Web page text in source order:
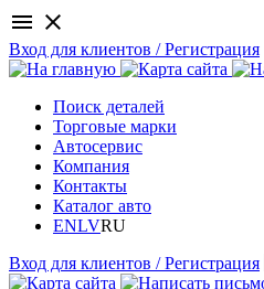
menu close
Вход для клиентов / Регистрация
Поиск деталей
Торговые марки
Автосервис
Компания
Контакты
Каталог авто
ENLVRU
Вход для клиентов / Регистрация